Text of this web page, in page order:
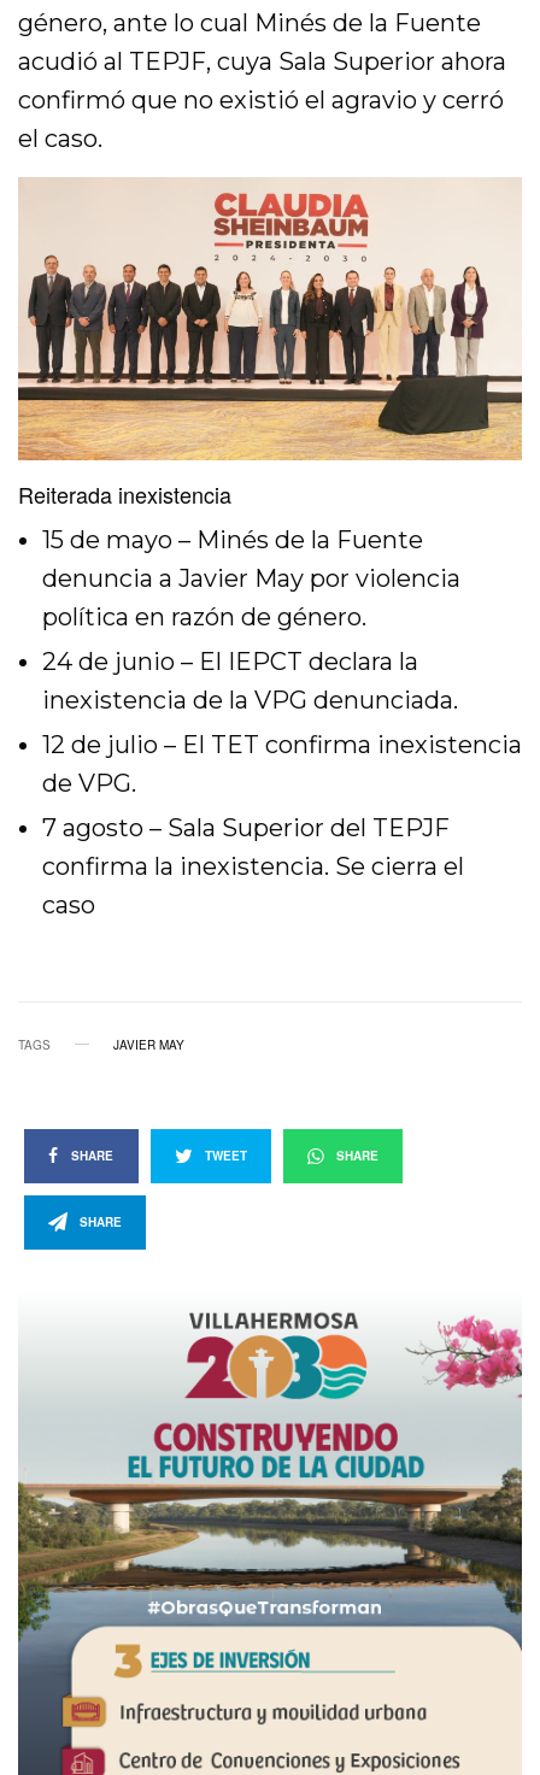
género, ante lo cual Minés de la Fuente
acudió al TEPJF, cuya Sala Superior ahora
confirmó que no existió el agravio y cerró
el caso.
Reiterada inexistencia
15 de mayo – Minés de la Fuente
denuncia a Javier May por violencia
política en razón de género.
24 de junio – El IEPCT declara la
inexistencia de la VPG denunciada.
12 de julio – El TET confirma inexistencia
de VPG.
7 agosto – Sala Superior del TEPJF
confirma la inexistencia. Se cierra el
caso
TAGS JAVIER MAY
SHARE TWEET SHARE
SHARE